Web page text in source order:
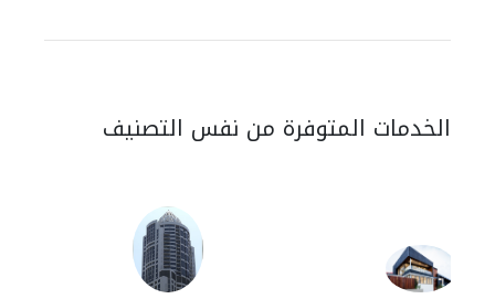
الخدمات المتوفرة من نفس التصنيف